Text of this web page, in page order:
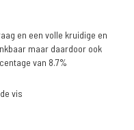
en een volle kruidige en
maar daardoor ook
van 8.7%
vis